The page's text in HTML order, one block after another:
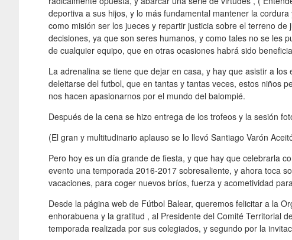
deportiva a sus hijos, y lo más fundamental mantener la
como misión ser los jueces y repartir justicia sobre el terreno
decisiones, ya que son seres humanos, y como tales no se les
de cualquier equipo, que en otras ocasiones habrá sido
La adrenalina se tiene que dejar en casa, y hay que asistir a
deleitarse del futbol, que en tantas y tantas veces, estos niños
nos hacen apasionarnos por el mundo del balompié.
Después de la cena se hizo entrega de los trofeos y la sesión
(El gran y multitudinario aplauso se lo llevó Santiago Varón
Pero hoy es un día grande de fiesta, y que hay que celebrarla
evento una temporada 2016-2017 sobresaliente, y ahora toca
vacaciones, para coger nuevos bríos, fuerza y acometividad
Desde la página web de Fútbol Balear, queremos felicitar a la
enhorabuena y la gratitud , al Presidente del Comité Territorial
temporada realizada por sus colegiados, y segundo por la